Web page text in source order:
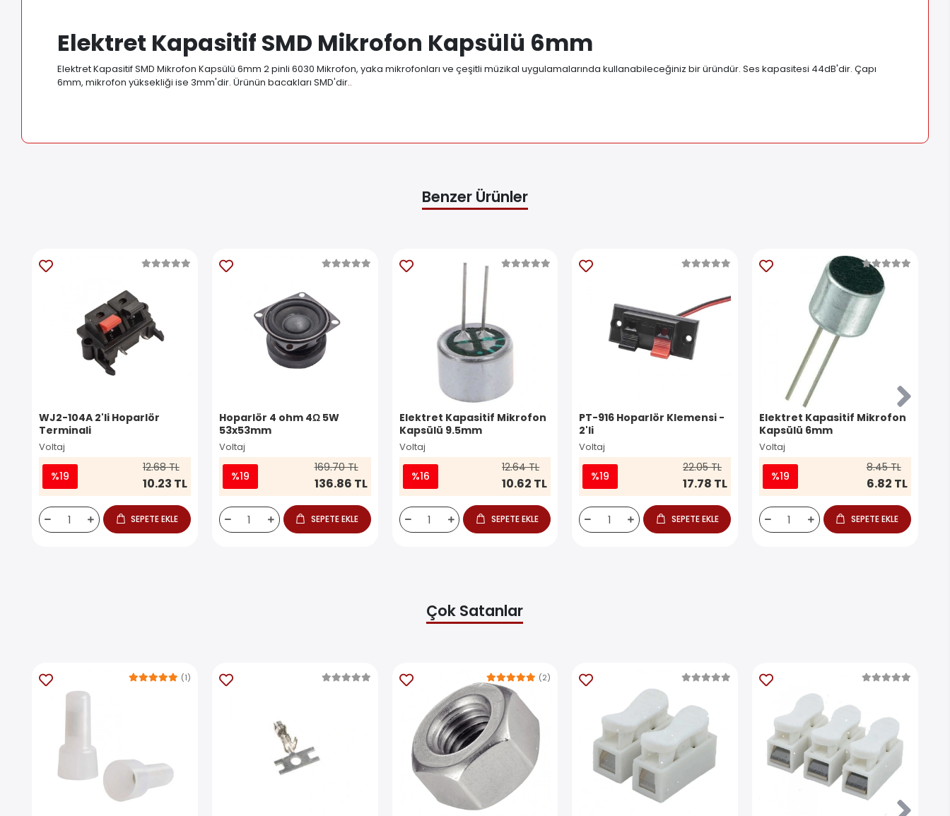
Elektret Kapasitif SMD Mikrofon Kapsülü 6mm
Elektret Kapasitif SMD Mikrofon Kapsülü 6mm 2 pinli 6030 Mikrofon, yaka mikrofonları ve çeşitli müzikal uygulamalarında kullanabileceğiniz bir üründür. Ses kapasitesi 44dB'dir. Çapı
6mm, mikrofon yüksekliği ise 3mm'dir. Ürünün bacakları SMD'dir..
Benzer Ürünler
WJ2-104A 2'li Hoparlör
Terminali
Voltaj
%19
12.68 TL
10.23 TL
SEPETE EKLE
Hoparlör 4 ohm 4Ω 5W
53x53mm
Voltaj
%19
169.70 TL
136.86 TL
SEPETE EKLE
Elektret Kapasitif Mikrofon
Kapsülü 9.5mm
Voltaj
%16
12.64 TL
10.62 TL
SEPETE EKLE
PT-916 Hoparlör Klemensi -
2'li
Voltaj
%19
22.05 TL
17.78 TL
SEPETE EKLE
Elektret Kapasitif Mikrofon
Kapsülü 6mm
Voltaj
%19
8.45 TL
6.82 TL
SEPETE EKLE
Çok Satanlar
(1) (2)